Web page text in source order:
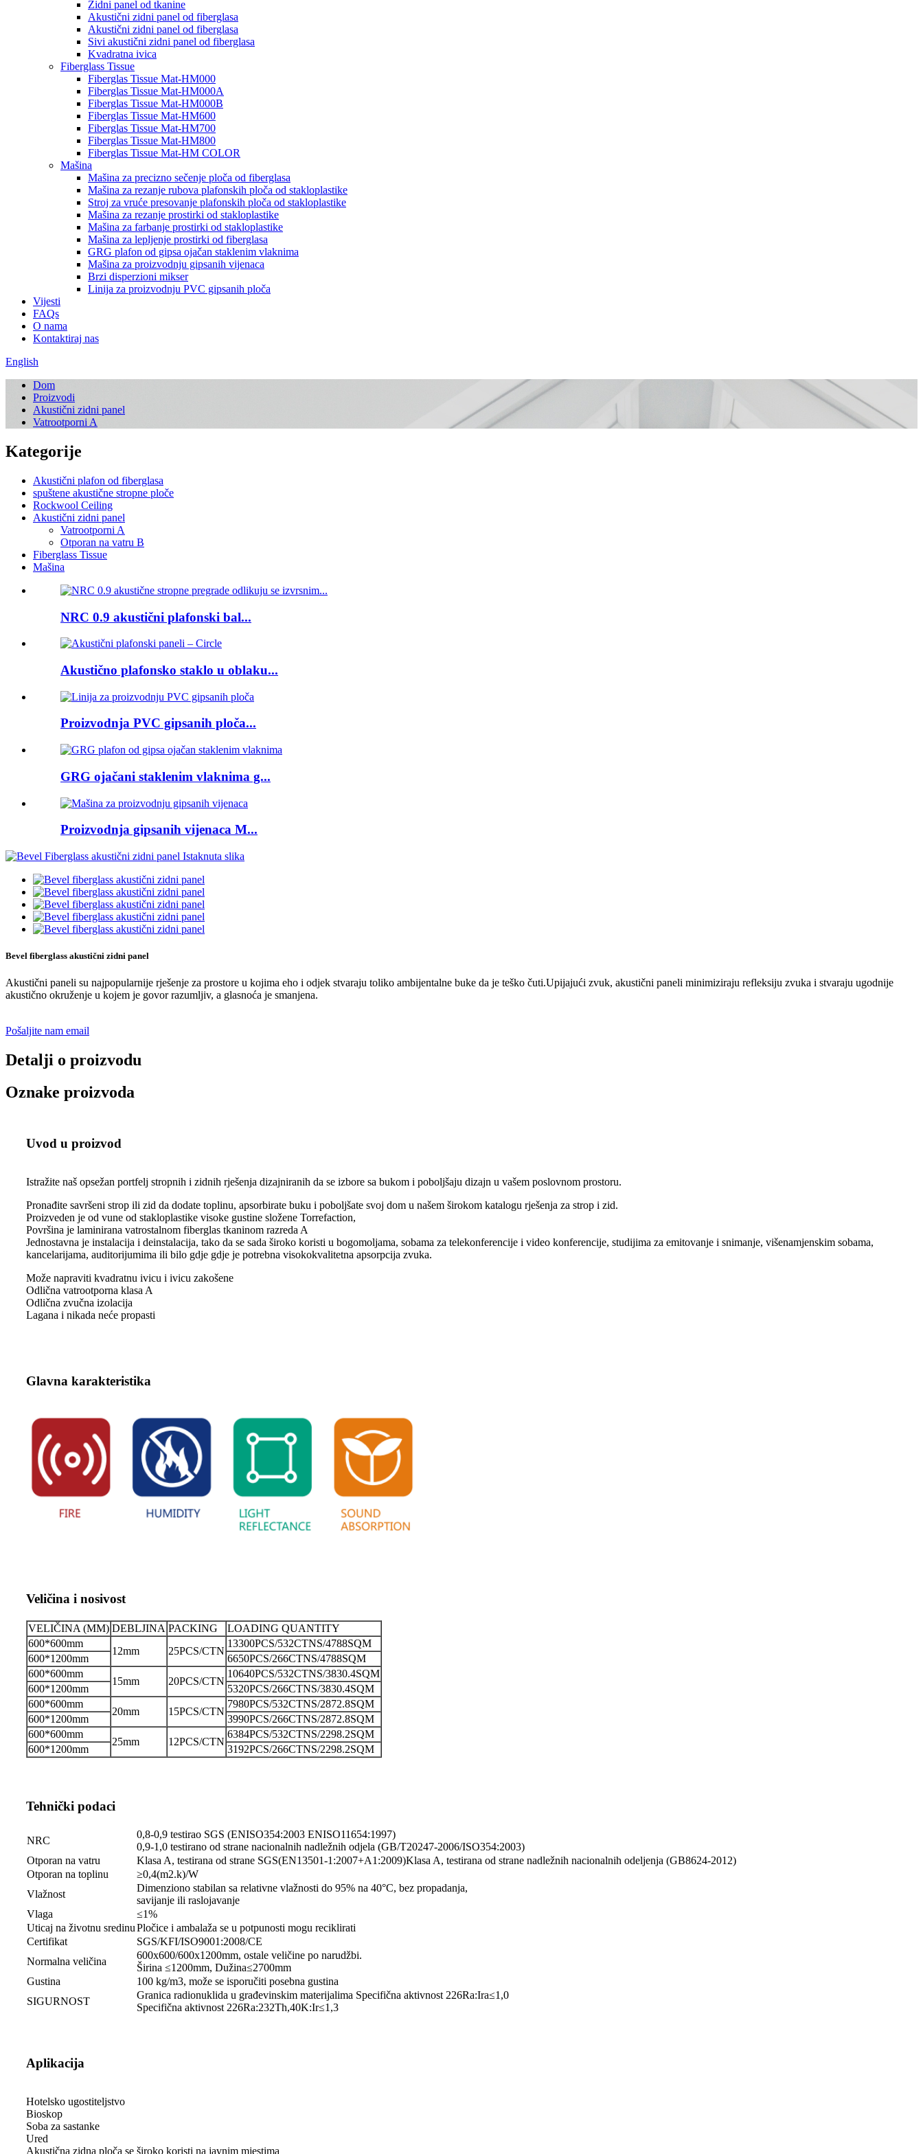
Zidni panel od tkanine
Akustični zidni panel od fiberglasa
Akustični zidni panel od fiberglasa
Sivi akustični zidni panel od fiberglasa
Kvadratna ivica
Fiberglass Tissue
Fiberglas Tissue Mat-HM000
Fiberglas Tissue Mat-HM000A
Fiberglas Tissue Mat-HM000B
Fiberglas Tissue Mat-HM600
Fiberglas Tissue Mat-HM700
Fiberglas Tissue Mat-HM800
Fiberglas Tissue Mat-HM COLOR
Mašina
Mašina za precizno sečenje ploča od fiberglasa
Mašina za rezanje rubova plafonskih ploča od stakloplastike
Stroj za vruće presovanje plafonskih ploča od stakloplastike
Mašina za rezanje prostirki od stakloplastike
Mašina za farbanje prostirki od stakloplastike
Mašina za lepljenje prostirki od fiberglasa
GRG plafon od gipsa ojačan staklenim vlaknima
Mašina za proizvodnju gipsanih vijenaca
Brzi disperzioni mikser
Linija za proizvodnju PVC gipsanih ploča
Vijesti
FAQs
O nama
Kontaktiraj nas
English
Dom
Proizvodi
Akustični zidni panel
Vatrootporni A
Kategorije
Akustični plafon od fiberglasa
spuštene akustične stropne ploče
Rockwool Ceiling
Akustični zidni panel
Vatrootporni A
Otporan na vatru B
Fiberglass Tissue
Mašina
NRC 0.9 akustični plafonski bal...
Akustično plafonsko staklo u oblaku...
Proizvodnja PVC gipsanih ploča...
GRG ojačani staklenim vlaknima g...
Proizvodnja gipsanih vijenaca M...
Bevel fiberglass akustični zidni panel
Akustični paneli su najpopularnije rješenje za prostore u kojima eho i odjek stvaraju toliko ambijentalne buke da je teško čuti.Upijajući zvuk, akustični paneli minimiziraju refleksiju zvuka i stvaraju ugodnije
akustično okruženje u kojem je govor razumljiv, a glasnoća je smanjena.
Pošaljite nam email
Detalji o proizvodu
Oznake proizvoda
Uvod u proizvod
Istražite naš opsežan portfelj stropnih i zidnih rješenja dizajniranih da se izbore sa bukom i poboljšaju dizajn u vašem poslovnom prostoru.
Pronađite savršeni strop ili zid da dodate toplinu, apsorbirate buku i poboljšate svoj dom u našem širokom katalogu rješenja za strop i zid.
Proizveden je od vune od stakloplastike visoke gustine složene Torrefaction,
Površina je laminirana vatrostalnom fiberglas tkaninom razreda A
Jednostavna je instalacija i deinstalacija, tako da se sada široko koristi u bogomoljama, sobama za telekonferencije i video konferencije, studijima za emitovanje i snimanje, višenamjenskim sobama,
kancelarijama, auditorijumima ili bilo gdje gdje je potrebna visokokvalitetna apsorpcija zvuka.
Može napraviti kvadratnu ivicu i ivicu zakošene
Odlična vatrootporna klasa A
Odlična zvučna izolacija
Lagana i nikada neće propasti
Glavna karakteristika
Veličina i nosivost
VELIČINA (MM) DEBLJINA PACKING
LOADING QUANTITY
600*600mm
12mm 25PCS/CTN
13300PCS/532CTNS/4788SQM
600*1200mm
6650PCS/266CTNS/4788SQM
600*600mm
15mm 20PCS/CTN
10640PCS/532CTNS/3830.4SQM
600*1200mm
5320PCS/266CTNS/3830.4SQM
600*600mm
20mm 15PCS/CTN
7980PCS/532CTNS/2872.8SQM
600*1200mm
3990PCS/266CTNS/2872.8SQM
600*600mm
25mm 12PCS/CTN
6384PCS/532CTNS/2298.2SQM
600*1200mm
3192PCS/266CTNS/2298.2SQM
Tehnički podaci
NRC
0,8-0,9 testirao SGS (ENISO354:2003 ENISO11654:1997)
0,9-1,0 testirano od strane nacionalnih nadležnih odjela (GB/T20247-2006/ISO354:2003)
Otporan na vatru
Klasa A, testirana od strane SGS(EN13501-1:2007+A1:2009)Klasa A, testirana od strane nadležnih nacionalnih odeljenja (GB8624-2012)
Otporan na toplinu
≥0,4(m2.k)/W
Vlažnost
Dimenziono stabilan sa relativne vlažnosti do 95% na 40°C, bez propadanja,
savijanje ili raslojavanje
Vlaga
≤1%
Uticaj na životnu sredinuPločice i ambalaža se u potpunosti mogu reciklirati
Certifikat
SGS/KFI/ISO9001:2008/CE
Normalna veličina
600x600/600x1200mm, ostale veličine po narudžbi.
Širina ≤1200mm, Dužina≤2700mm
Gustina
100 kg/m3, može se isporučiti posebna gustina
SIGURNOST
Granica radionuklida u građevinskim materijalima Specifična aktivnost 226Ra:Ira≤1,0
Specifična aktivnost 226Ra:232Th,40K:Ir≤1,3
Aplikacija
Hotelsko ugostiteljstvo
Bioskop
Soba za sastanke
Ured
Akustična zidna ploča se široko koristi na javnim mjestima